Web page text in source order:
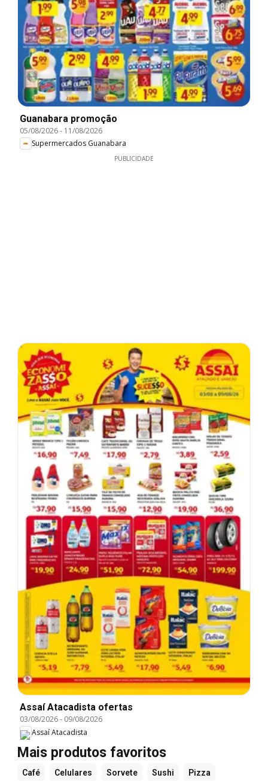
Guanabara promoção
05/08/2026- 11/08/2026
Supermercados Guanabara
PUBLICIDADE
Assaí Atacadista ofertas
03/08/2026- 09/08/2026
Assaí Atacadista
Mais produtos favoritos
Café Celulares Sorvete Sushi Pizza